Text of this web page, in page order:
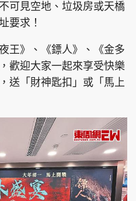
可見空地、垃圾房或天橋
要求！
王》、《鏢人》、《金多
歡迎大家一起來享受快樂
送「財神匙扣」或「馬上